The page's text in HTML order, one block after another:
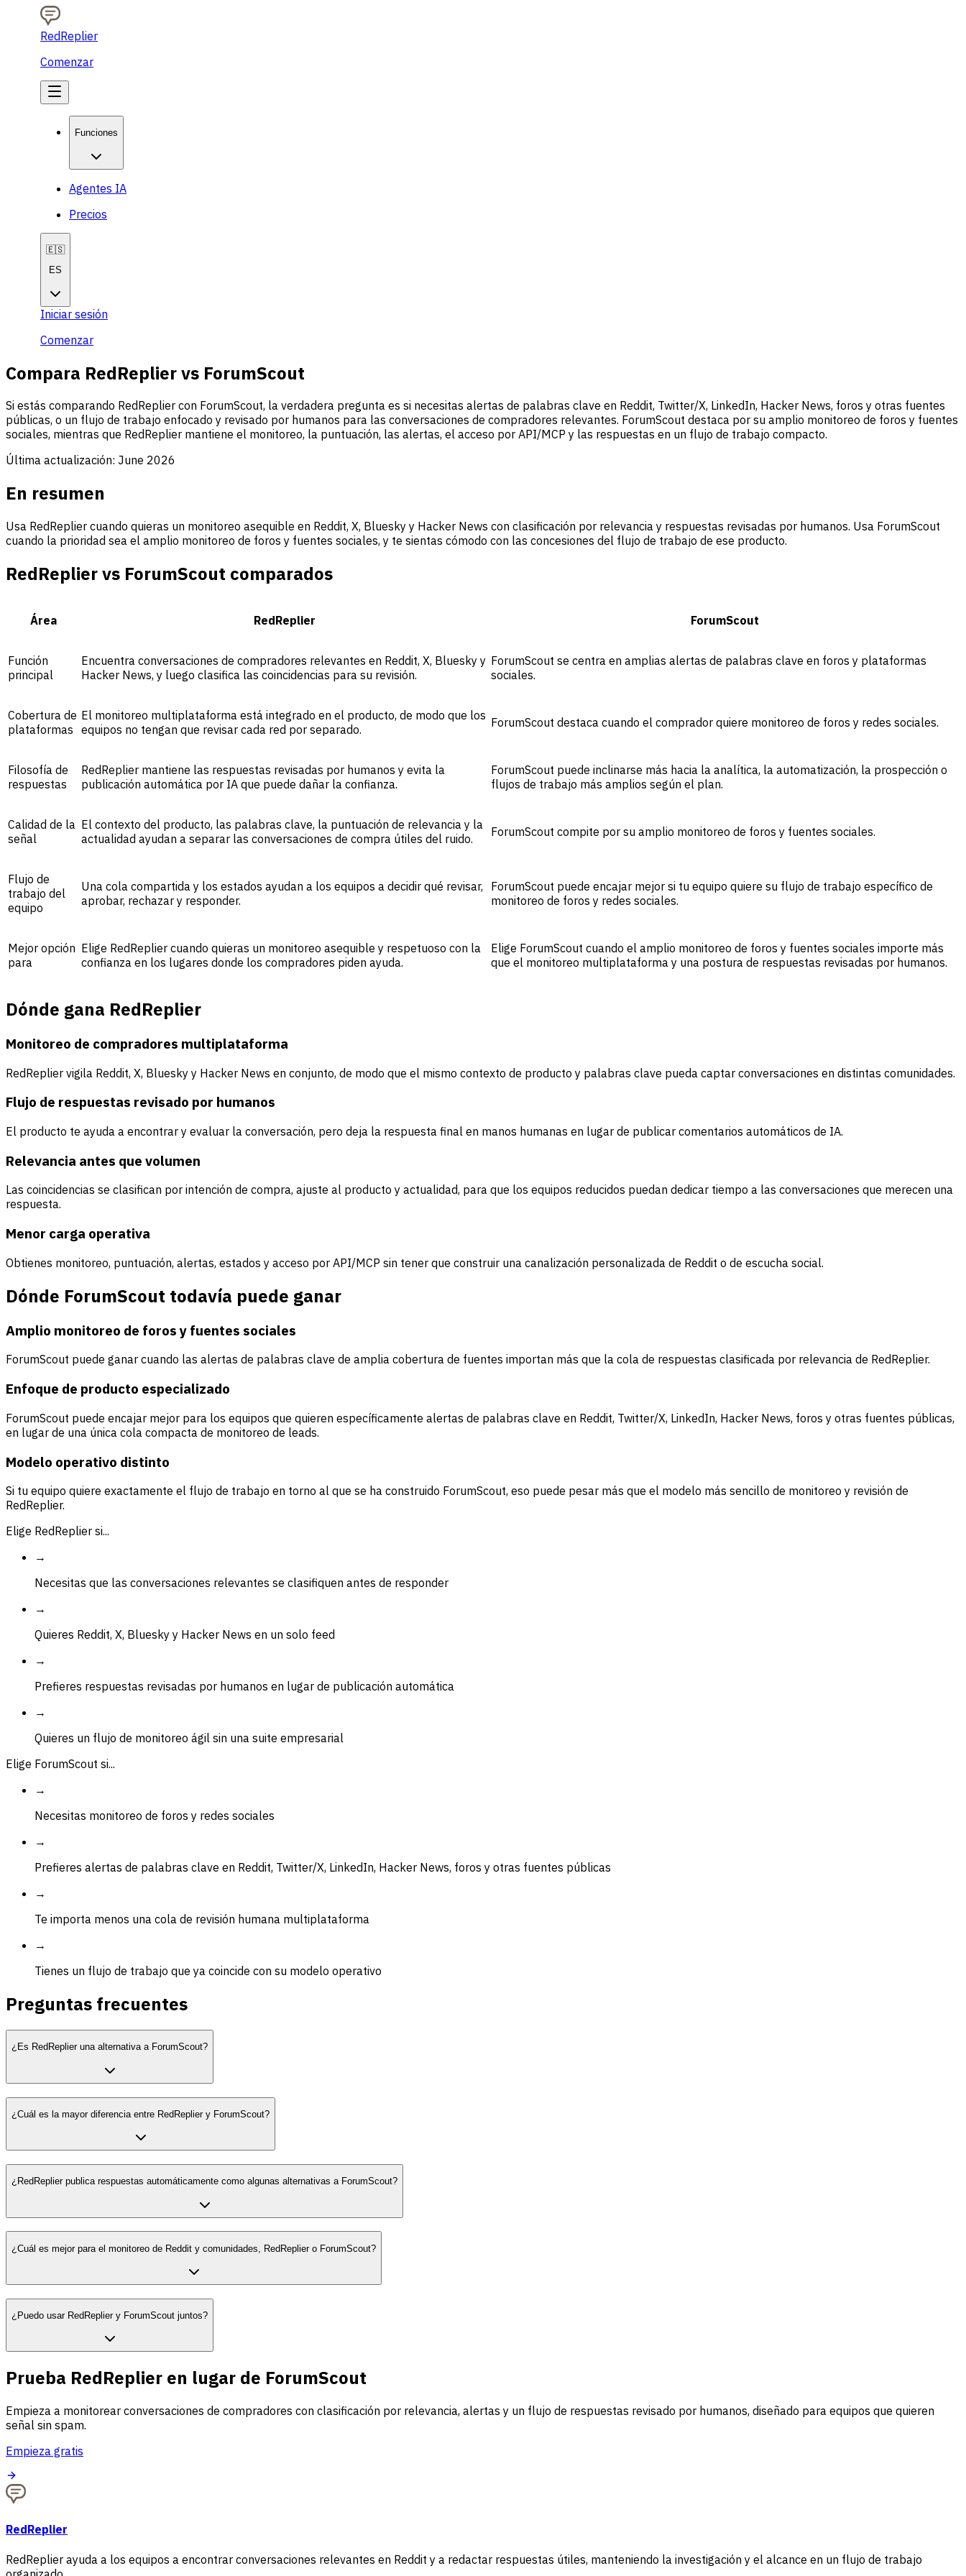
RedReplier
Comenzar
Funciones
Agentes IA
Precios
🇪🇸
ES
Iniciar sesión
Comenzar
Compara RedReplier vs ForumScout
Si estás comparando RedReplier con ForumScout, la verdadera pregunta es si necesitas alertas de palabras clave en Reddit, Twitter/X, LinkedIn, Hacker News, foros y otras fuentes
públicas, o un flujo de trabajo enfocado y revisado por humanos para las conversaciones de compradores relevantes. ForumScout destaca por su amplio monitoreo de foros y fuentes
sociales, mientras que RedReplier mantiene el monitoreo, la puntuación, las alertas, el acceso por API/MCP y las respuestas en un flujo de trabajo compacto.
Última actualización: June 2026
En resumen
Usa RedReplier cuando quieras un monitoreo asequible en Reddit, X, Bluesky y Hacker News con clasificación por relevancia y respuestas revisadas por humanos. Usa ForumScout
cuando la prioridad sea el amplio monitoreo de foros y fuentes sociales, y te sientas cómodo con las concesiones del flujo de trabajo de ese producto.
RedReplier vs ForumScout comparados
Área RedReplier ForumScout
Función
principal
Encuentra conversaciones de compradores relevantes en Reddit, X, Bluesky y
Hacker News, y luego clasifica las coincidencias para su revisión.
ForumScout se centra en amplias alertas de palabras clave en foros y plataformas
sociales.
Cobertura de
plataformas
El monitoreo multiplataforma está integrado en el producto, de modo que los
equipos no tengan que revisar cada red por separado.
ForumScout destaca cuando el comprador quiere monitoreo de foros y redes sociales.
Filosofía de
respuestas
RedReplier mantiene las respuestas revisadas por humanos y evita la
publicación automática por IA que puede dañar la confianza.
ForumScout puede inclinarse más hacia la analítica, la automatización, la prospección o
flujos de trabajo más amplios según el plan.
Calidad de la
señal
El contexto del producto, las palabras clave, la puntuación de relevancia y la
actualidad ayudan a separar las conversaciones de compra útiles del ruido.
ForumScout compite por su amplio monitoreo de foros y fuentes sociales.
Flujo de
trabajo del
equipo
Una cola compartida y los estados ayudan a los equipos a decidir qué revisar,
aprobar, rechazar y responder.
ForumScout puede encajar mejor si tu equipo quiere su flujo de trabajo específico de
monitoreo de foros y redes sociales.
Mejor opción
para
Elige RedReplier cuando quieras un monitoreo asequible y respetuoso con la
confianza en los lugares donde los compradores piden ayuda.
Elige ForumScout cuando el amplio monitoreo de foros y fuentes sociales importe más
que el monitoreo multiplataforma y una postura de respuestas revisadas por humanos.
Dónde gana RedReplier
Monitoreo de compradores multiplataforma
RedReplier vigila Reddit, X, Bluesky y Hacker News en conjunto, de modo que el mismo contexto de producto y palabras clave pueda captar conversaciones en distintas comunidades.
Flujo de respuestas revisado por humanos
El producto te ayuda a encontrar y evaluar la conversación, pero deja la respuesta final en manos humanas en lugar de publicar comentarios automáticos de IA.
Relevancia antes que volumen
Las coincidencias se clasifican por intención de compra, ajuste al producto y actualidad, para que los equipos reducidos puedan dedicar tiempo a las conversaciones que merecen una
respuesta.
Menor carga operativa
Obtienes monitoreo, puntuación, alertas, estados y acceso por API/MCP sin tener que construir una canalización personalizada de Reddit o de escucha social.
Dónde ForumScout todavía puede ganar
Amplio monitoreo de foros y fuentes sociales
ForumScout puede ganar cuando las alertas de palabras clave de amplia cobertura de fuentes importan más que la cola de respuestas clasificada por relevancia de RedReplier.
Enfoque de producto especializado
ForumScout puede encajar mejor para los equipos que quieren específicamente alertas de palabras clave en Reddit, Twitter/X, LinkedIn, Hacker News, foros y otras fuentes públicas,
en lugar de una única cola compacta de monitoreo de leads.
Modelo operativo distinto
Si tu equipo quiere exactamente el flujo de trabajo en torno al que se ha construido ForumScout, eso puede pesar más que el modelo más sencillo de monitoreo y revisión de
RedReplier.
Elige RedReplier si...
→
Necesitas que las conversaciones relevantes se clasifiquen antes de responder
→
Quieres Reddit, X, Bluesky y Hacker News en un solo feed
→
Prefieres respuestas revisadas por humanos en lugar de publicación automática
→
Quieres un flujo de monitoreo ágil sin una suite empresarial
Elige ForumScout si...
→
Necesitas monitoreo de foros y redes sociales
→
Prefieres alertas de palabras clave en Reddit, Twitter/X, LinkedIn, Hacker News, foros y otras fuentes públicas
→
Te importa menos una cola de revisión humana multiplataforma
→
Tienes un flujo de trabajo que ya coincide con su modelo operativo
Preguntas frecuentes
¿Es RedReplier una alternativa a ForumScout?
¿Cuál es la mayor diferencia entre RedReplier y ForumScout?
¿RedReplier publica respuestas automáticamente como algunas alternativas a ForumScout?
¿Cuál es mejor para el monitoreo de Reddit y comunidades, RedReplier o ForumScout?
¿Puedo usar RedReplier y ForumScout juntos?
Prueba RedReplier en lugar de ForumScout
Empieza a monitorear conversaciones de compradores con clasificación por relevancia, alertas y un flujo de respuestas revisado por humanos, diseñado para equipos que quieren
señal sin spam.
Empieza gratis
RedReplier
RedReplier ayuda a los equipos a encontrar conversaciones relevantes en Reddit y a redactar respuestas útiles, manteniendo la investigación y el alcance en un flujo de trabajo